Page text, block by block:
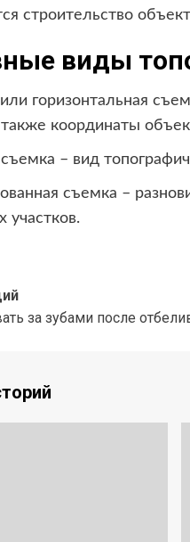
строительство
виды
или горизонтальная
также координаты
– вид
съемка –
участков.
за зубами после